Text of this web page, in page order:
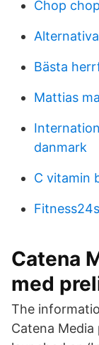
Chop
Bästa
Mattias
danmark
C vitamin
Catena
med
The
Catena Media